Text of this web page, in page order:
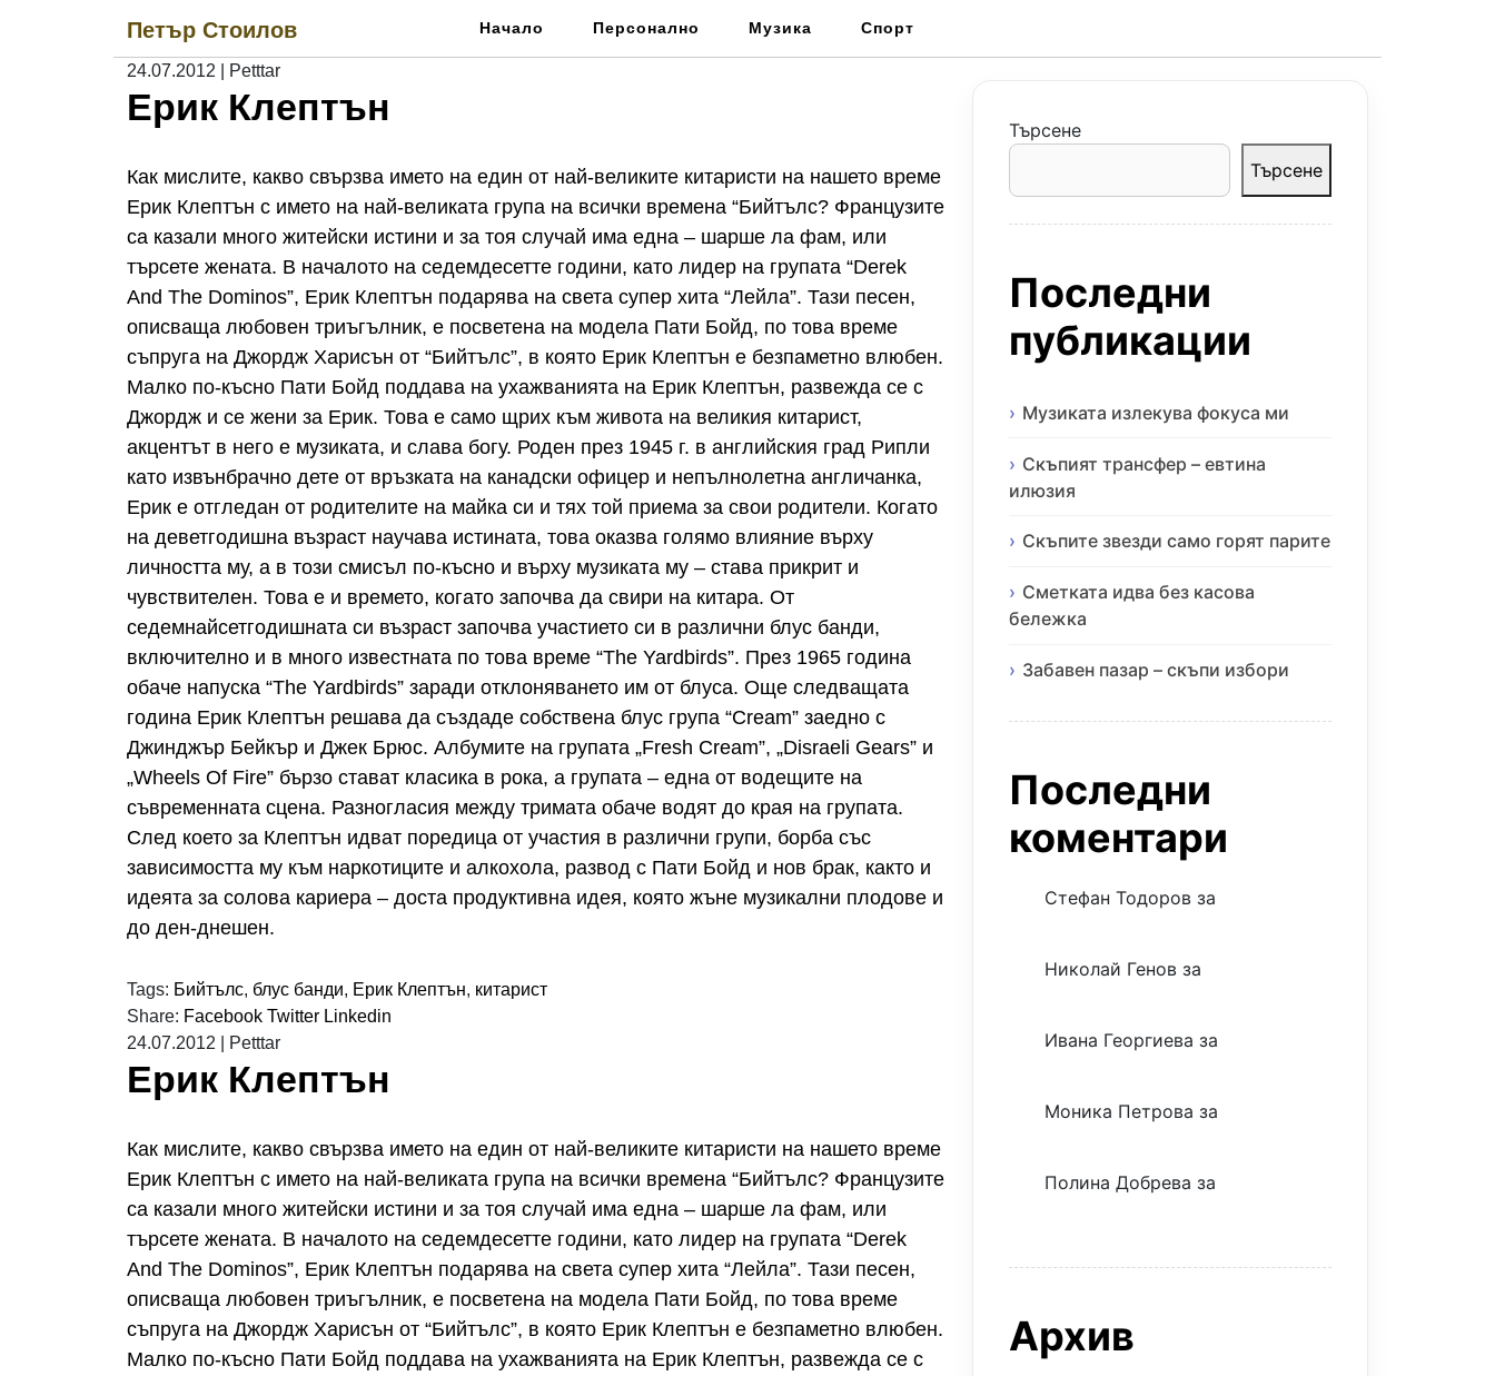
Петър Стоилов Начало Персонално Музика Спорт
24.07.2012 Petttar
Ерик Клептън
Как мислите, какво свързва името на един от най-великите китаристи на нашето време
Ерик Клептън с името на най-великата група на всички времена “Бийтълс? Французите
са казали много житейски истини и за тоя случай има една – шарше ла фам, или
търсете жената. В началото на седемдесетте години, като лидер на групата “Derek
And The Dominos”, Ерик Клептън подарява на света супер хита “Лейла”. Тази песен,
описваща любовен триъгълник, е посветена на модела Пати Бойд, по това време
съпруга на Джордж Харисън от “Бийтълс”, в която Ерик Клептън е безпаметно влюбен.
Малко по-късно Пати Бойд поддава на ухажванията на Ерик Клептън, развежда се с
Джордж и се жени за Ерик. Това е само щрих към живота на великия китарист,
акцентът в него е музиката, и слава богу. Роден през 1945 г. в английския град Рипли
като извънбрачно дете от връзката на канадски офицер и непълнолетна англичанка,
Ерик е отгледан от родителите на майка си и тях той приема за свои родители. Когато
на деветгодишна възраст научава истината, това оказва голямо влияние върху
личността му, а в този смисъл по-късно и върху музиката му – става прикрит и
чувствителен. Това е и времето, когато започва да свири на китара. От
седемнайсетгодишната си възраст започва участието си в различни блус банди,
включително и в много известната по това време “The Yardbirds”. През 1965 година
обаче напуска “The Yardbirds” заради отклоняването им от блуса. Още следващата
година Ерик Клептън решава да създаде собствена блус група “Cream” заедно с
Джинджър Бейкър и Джек Брюс. Албумите на групата „Fresh Cream”, „Disraeli Gears” и
„Wheels Of Fire” бързо стават класика в рока, а групата – една от водещите на
съвременната сцена. Разногласия между тримата обаче водят до края на групата.
След което за Клептън идват поредица от участия в различни групи, борба със
зависимостта му към наркотиците и алкохола, развод с Пати Бойд и нов брак, както и
идеята за солова кариера – доста продуктивна идея, която жъне музикални плодове и
до ден-днешен.
Tags: Бийтълс, блус банди, Ерик Клептън, китарист
Share: Facebook Twitter Linkedin
24.07.2012
Petttar
Ерик Клептън
Как мислите, какво свързва името на един от най-великите китаристи на нашето време
Ерик Клептън с името на най-великата група на всички времена “Бийтълс? Французите
са казали много житейски истини и за тоя случай има една – шарше ла фам, или
търсете жената. В началото на седемдесетте години, като лидер на групата “Derek
And The Dominos”, Ерик Клептън подарява на света супер хита “Лейла”. Тази песен,
описваща любовен триъгълник, е посветена на модела Пати Бойд, по това време
съпруга на Джордж Харисън от “Бийтълс”, в която Ерик Клептън е безпаметно влюбен.
Малко по-късно Пати Бойд поддава на ухажванията на Ерик Клептън, развежда се с
Търсене
Търсене
Последни
публикации
Музиката излекува фокуса ми
Скъпият трансфер – евтина
илюзия
Скъпите звезди само горят парите
Сметката идва без касова
бележка
Забавен пазар – скъпи избори
Последни
коментари
Стефан Тодоров за
Николай Генов за
Ивана Георгиева за
Моника Петрова за
Полина Добрева за
Архив